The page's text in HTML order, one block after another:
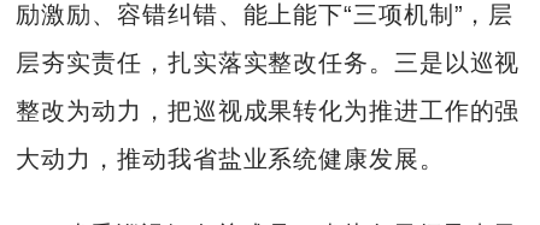
励激励、容错纠错、能上能下“三项机制”，层
层夯实责任，扎实落实整改任务。三是以巡视
整改为动力，把巡视成果转化为推进工作的强
大动力，推动我省盐业系统健康发展。